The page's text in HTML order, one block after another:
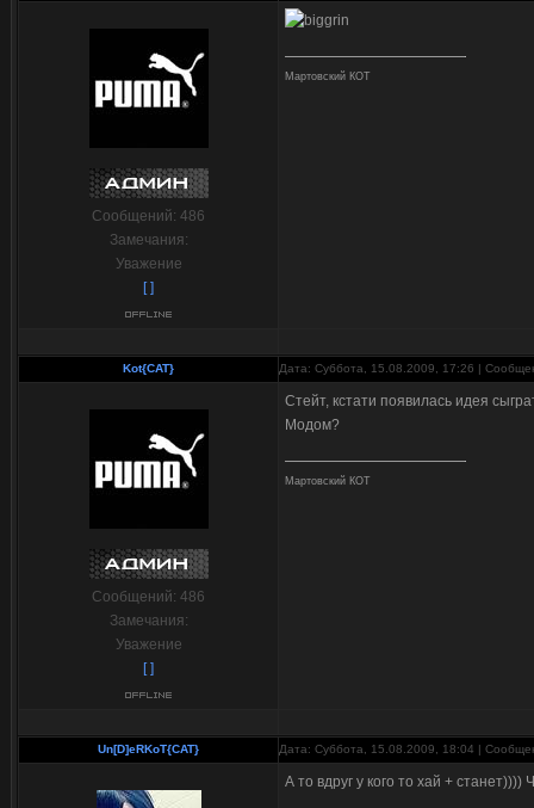
Сообщений: 486
Замечания:
Уважение
[ ]
Мартовский КОТ
Kot{CAT} Дата: Суббота, 15.08.2009, 17:26 |
Сообщений: 486
Замечания:
Уважение
[ ]
Стейт, кстати появилась идея
Модом?
Мартовский КОТ
Un[D]eRKoT{CAT} Дата: Суббота, 15.08.2009, 18:04 |
А то вдруг у кого то хай + станет))))